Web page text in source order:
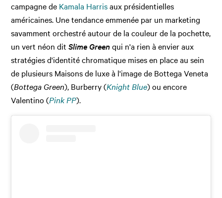
campagne de Kamala Harrisaux présidentielles
américaines. Une tendance emmenée par un marketing
savamment orchestré autour de la couleur de la pochette,
un vert néon ditSlime Greenqui n'a rien à envier aux
stratégies d'identité chromatique mises en place au sein
de plusieurs Maisons de luxe à l'image de Bottega Veneta
(Bottega Green), Burberry (Knight Blue) ou encore
Valentino (Pink PP).